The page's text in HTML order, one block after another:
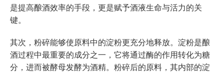
是提高酿酒效率的手段，更是赋予酒液生命与活力的关
键。
其次，粉碎能够使原料中的淀粉更充分地释放。淀粉是酿
酒过程中最重要的成分之一，它将通过酶的作用转化为糖
分，进而被酵母发酵为酒精。粉碎后的原料，其内部的淀